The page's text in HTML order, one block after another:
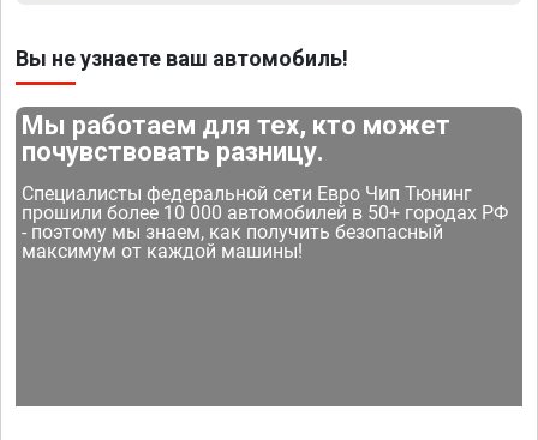
Вы не узнаете ваш автомобиль!
Мы работаем для тех, кто может
почувствовать разницу.
Специалисты федеральной сети Евро Чип Тюнинг
прошили более 10 000 автомобилей в 50+ городах РФ
- поэтому мы знаем, как получить безопасный
максимум от каждой машины!